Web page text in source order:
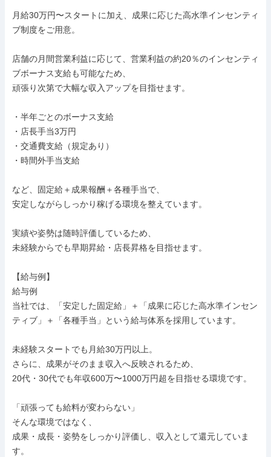
月給30万円〜スタートに加え、成果に応じた高水準インセンティ
ブ制度をご用意。
店舗の月間営業利益に応じて、営業利益の約20％のインセンティ
ブボーナス支給も可能なため、
頑張り次第で大幅な収入アップを目指せます。
・半年ごとのボーナス支給
・店長手当3万円
・交通費支給（規定あり）
・時間外手当支給
など、固定給＋成果報酬＋各種手当で、
安定しながらしっかり稼げる環境を整えています。
実績や姿勢は随時評価しているため、
未経験からでも早期昇給・店長昇格を目指せます。
【給与例】
給与例
当社では、「安定した固定給」＋「成果に応じた高水準インセン
ティブ」＋「各種手当」という給与体系を採用しています。
未経験スタートでも月給30万円以上。
さらに、成果がそのまま収入へ反映されるため、
20代・30代でも年収600万〜1000万円超を目指せる環境です。
「頑張っても給料が変わらない」
そんな環境ではなく、
成果・成長・姿勢をしっかり評価し、収入として還元していま
す。